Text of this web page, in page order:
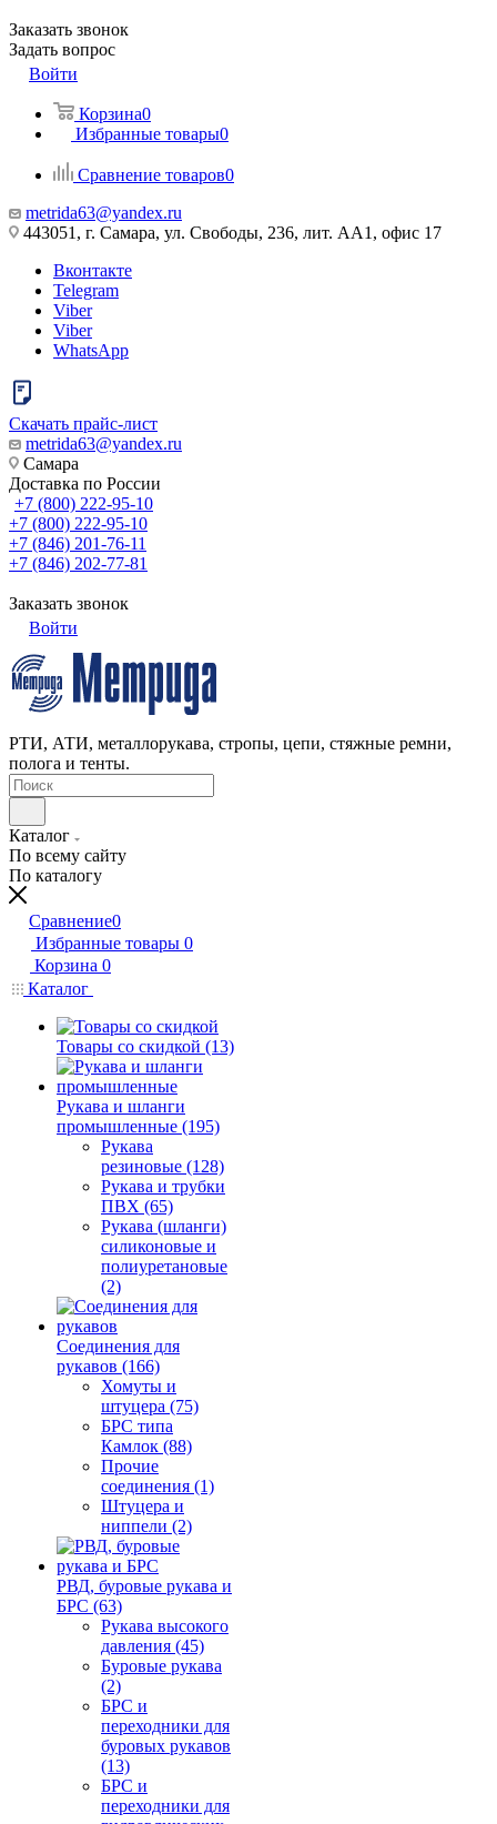
Заказать звонок
Задать вопрос
Войти
Корзина0
Избранные товары0
Сравнение товаров0
metrida63@yandex.ru
443051, г. Самара, ул. Свободы, 236, лит. АА1, офис 17
Вконтакте
Telegram
Viber
Viber
WhatsApp
Скачать прайс-лист
metrida63@yandex.ru
Самара
Доставка по России
+7 (800) 222-95-10
+7 (800) 222-95-10
+7 (846) 201-76-11
+7 (846) 202-77-81
Заказать звонок
Войти
РТИ, АТИ, металлорукава, стропы, цепи, стяжные ремни,
полога и тенты.
Каталог
По всему сайту
По каталогу
Сравнение0
Избранные товары 0
Корзина 0
Каталог
Товары со скидкой (13)
Рукава и шланги
промышленные (195)
Рукава
резиновые (128)
Рукава и трубки
ПВХ (65)
Рукава (шланги)
силиконовые и
полиуретановые
(2)
Соединения для
рукавов (166)
Хомуты и
штуцера (75)
БРС типа
Камлок (88)
Прочие
соединения (1)
Штуцера и
ниппели (2)
РВД, буровые рукава и
БРС (63)
Рукава высокого
давления (45)
Буровые рукава
(2)
БРС и
переходники для
буровых рукавов
(13)
БРС и
переходники для